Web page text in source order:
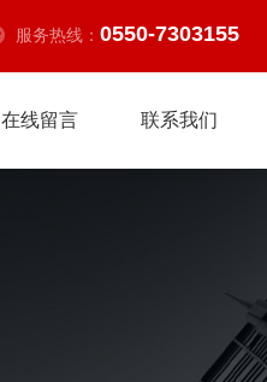
服务热线： 0550-7303155
在线留言 联系我们